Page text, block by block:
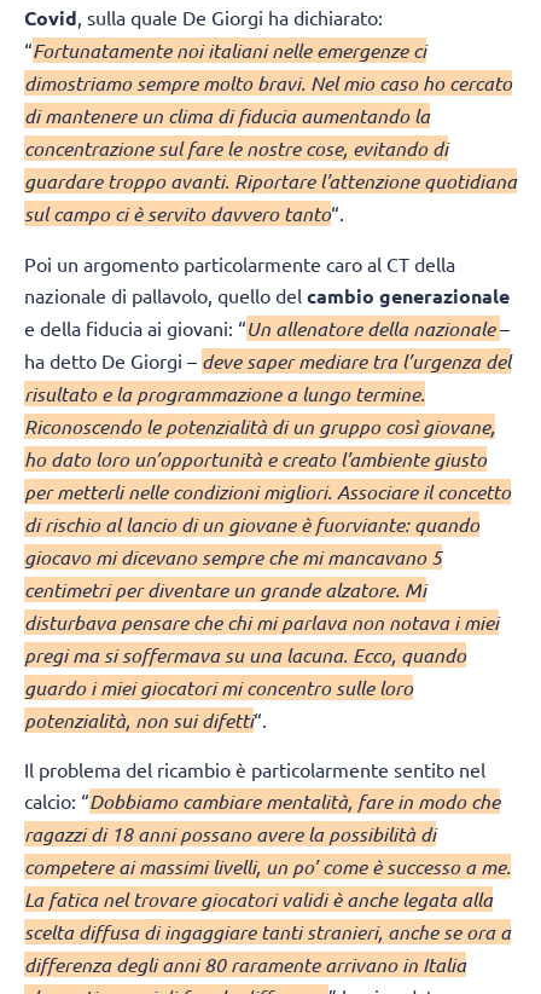
Covid, sulla quale De Giorgi ha dichiarato:
“Fortunatamente noi italiani nelle emergenze ci
dimostriamo sempre molto bravi. Nel mio caso ho cercato
di mantenere un clima di fiducia aumentando la
concentrazione sul fare le nostre cose, evitando di
guardare troppo avanti. Riportare l’attenzione quotidiana
sul campo ci è servito davvero tanto“.
Poi un argomento particolarmente caro al CT della
nazionale di pallavolo, quello del cambio generazionale
e della fiducia ai giovani: “Un allenatore della nazionale–
ha detto De Giorgi – deve saper mediare tra l’urgenza del
risultato e la programmazione a lungo termine.
Riconoscendo le potenzialità di un gruppo così giovane,
ho dato loro un’opportunità e creato l’ambiente giusto
per metterli nelle condizioni migliori. Associare il concetto
di rischio al lancio di un giovane è fuorviante: quando
giocavo mi dicevano sempre che mi mancavano 5
centimetri per diventare un grande alzatore. Mi
disturbava pensare che chi mi parlava non notava i miei
pregi ma si soffermava su una lacuna. Ecco, quando
guardo i miei giocatori mi concentro sulle loro
potenzialità, non sui difetti“.
Il problema del ricambio è particolarmente sentito nel
calcio: “Dobbiamo cambiare mentalità, fare in modo che
ragazzi di 18 anni possano avere la possibilità di
competere ai massimi livelli, un po’ come è successo a me.
La fatica nel trovare giocatori validi è anche legata alla
scelta diffusa di ingaggiare tanti stranieri, anche se ora a
differenza degli anni 80 raramente arrivano in Italia